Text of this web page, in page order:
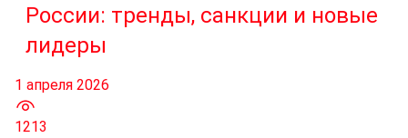
России: тренды, санкции и новые
лидеры
1 апреля 2026
1213